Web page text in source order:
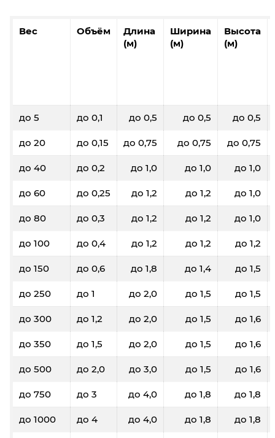
Вес Объём
Длина
(м)
Ширина
(м)
Высота
(м)
до 5 до 0,1 до 0,5 до 0,5 до 0,5
до 20 до 0,15 до 0,75 до 0,75 до 0,75
до 40 до 0,2 до 1,0 до 1,0 до 1,0
до 60 до 0,25 до 1,2 до 1,2 до 1,0
до 80 до 0,3 до 1,2 до 1,2 до 1,0
до 100 до 0,4 до 1,2 до 1,2 до 1,2
до 150 до 0,6 до 1,8 до 1,4 до 1,5
до 250 до 1 до 2,0 до 1,5 до 1,5
до 300 до 1,2 до 2,0 до 1,5 до 1,6
до 350 до 1,5 до 2,0 до 1,5 до 1,6
до 500 до 2,0 до 3,0 до 1,5 до 1,6
до 750 до 3 до 4,0 до 1,8 до 1,8
до 1000 до 4 до 4,0 до 1,8 до 1,8